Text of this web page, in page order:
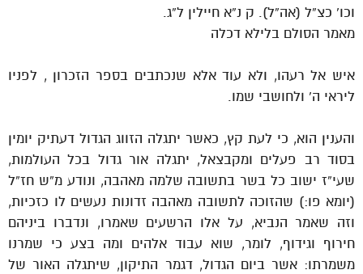
וכו’ כצ”ל (אה”ל). ק נ”א חיילין ל”ג.
מאמר הסולם בלילא דכלה
איש אל רעהו, ולא עוד אלא שנכתבים בספר הזכרון , לפניו
ליראי ה’ ולחושבי שמו.
והענין הוא, כי לעת קץ, כאשר יתגלה הזווג הגדול דעתיק יומין
בסוד רב פעלים ומקבצאל, יתגלה אור גדול בכל העולמות,
שעי”ז ישוב כל בשר בתשובה שלמה מאהבה, ונודע מ”ש חז”ל
(יומא פו:) שהזוכה לתשובה מאהבה זדונות נעשים לו כזכיות,
וזה שאמר הנביא, על אלו הרשעים שאמרו, ונדברו ביניהם
חירוף וגידוף, לומר, שוא עבוד אלהים ומה בצע כי שמרנו
משמרתו: אשר ביום הגדול, דגמר התיקון, שיתגלה האור של